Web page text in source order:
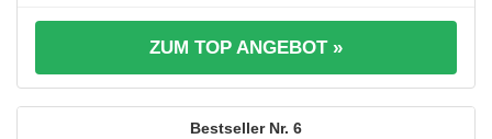
ZUM TOP ANGEBOT »
6